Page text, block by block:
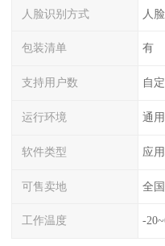
人脸识别方式 人
包装清单 有
支持用户数 自
运行环境 通用
软件类型 应
可售卖地 全国
工作温度 -